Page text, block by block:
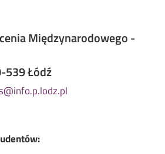
Międzynarodowego -
539 Łódź